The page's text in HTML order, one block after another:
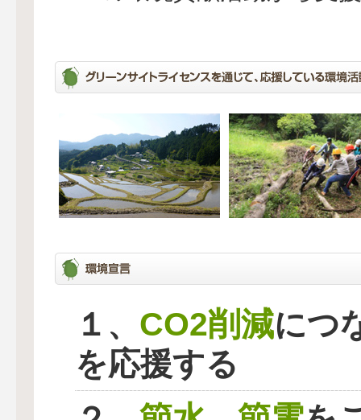
１、 CO2削減につ
を応援する